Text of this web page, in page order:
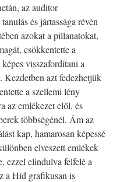
az auditor
és jártassága révén
azokat a pillanatokat,
csökkentette a
visszafordítani a
Kezdetben azt fedezhetjük
a szellemi lény
az emlékezet elől, és
többségénél. Ám az
kap, hamarosan képessé
elveszett emlékek
ezzel elindulva felfelé a
a Híd grafikusan is